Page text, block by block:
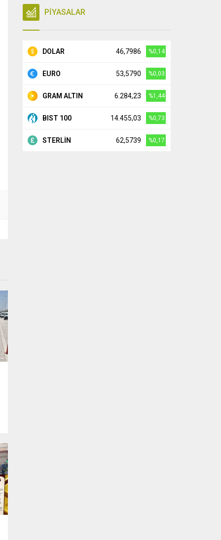
PİYASALAR
DOLAR 46,7986 %0,14
EURO 53,5790 %0,03
GRAM ALTIN 6.284,23 %1,44
BIST 100 14.455,03 %0,73
STERLİN 62,5739 %0,17